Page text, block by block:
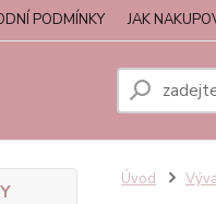
PODMÍNKY JAK
Úvod